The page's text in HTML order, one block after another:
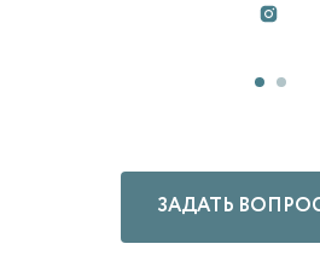
ЗАДАТЬ